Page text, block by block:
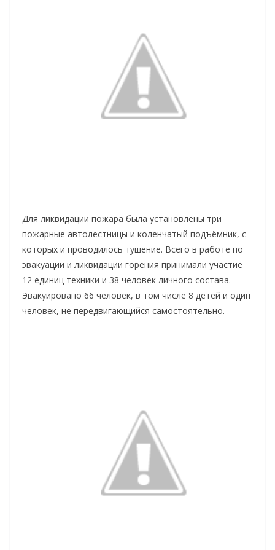
Для ликвидации пожара была установлены три
пожарные автолестницы и коленчатый подъёмник, с
которых и проводилось тушение. Всего в работе по
эвакуации и ликвидации горения принимали участие
12 единиц техники и 38 человек личного состава.
Эвакуировано 66 человек, в том числе 8 детей и один
человек, не передвигающийся самостоятельно.